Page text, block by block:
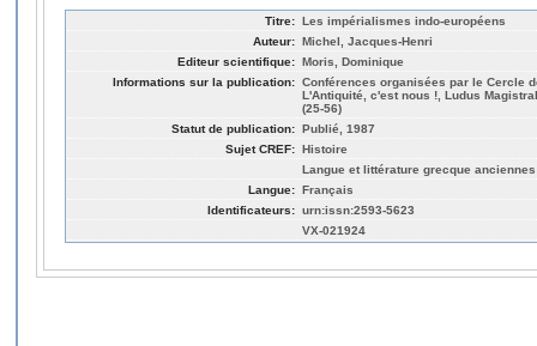
Titre: Les impérialismes indo-européens
Auteur: Michel, Jacques-Henri
Editeur scientifique: Moris, Dominique
Informations sur la publication: Conférences organisées par le Cercle
L'Antiquité, c'est nous !, Ludus
(25-56)
Statut de publication: Publié, 1987
Sujet CREF: Histoire
Langue et littérature grecque anciennes
Langue: Français
Identificateurs: urn:issn:2593-5623
VX-021924